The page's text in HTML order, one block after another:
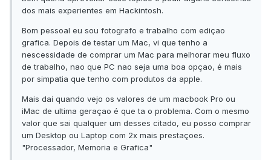
dos mais experientes em Hackintosh.
Bom pessoal eu sou fotografo e trabalho com ediçao
grafica. Depois de testar um Mac, vi que tenho a
nescessidade de comprar um Mac para melhorar meu fluxo
de trabalho, nao que PC nao seja uma boa opçao, é mais
por simpatia que tenho com produtos da apple.
Mais dai quando vejo os valores de um macbook Pro ou
iMac de ultima geraçao é que ta o problema. Com o mesmo
valor que sai qualquer um desses citado, eu posso comprar
um Desktop ou Laptop com 2x mais prestaçoes.
"Processador, Memoria e Grafica"